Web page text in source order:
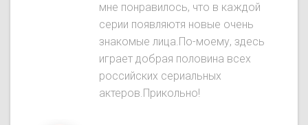
мне понравилось, что в каждой
серии появляютя новые очень
знакомые лица.По-моему, здесь
играет добрая половина всех
российских сериальных
актеров.Прикольно!